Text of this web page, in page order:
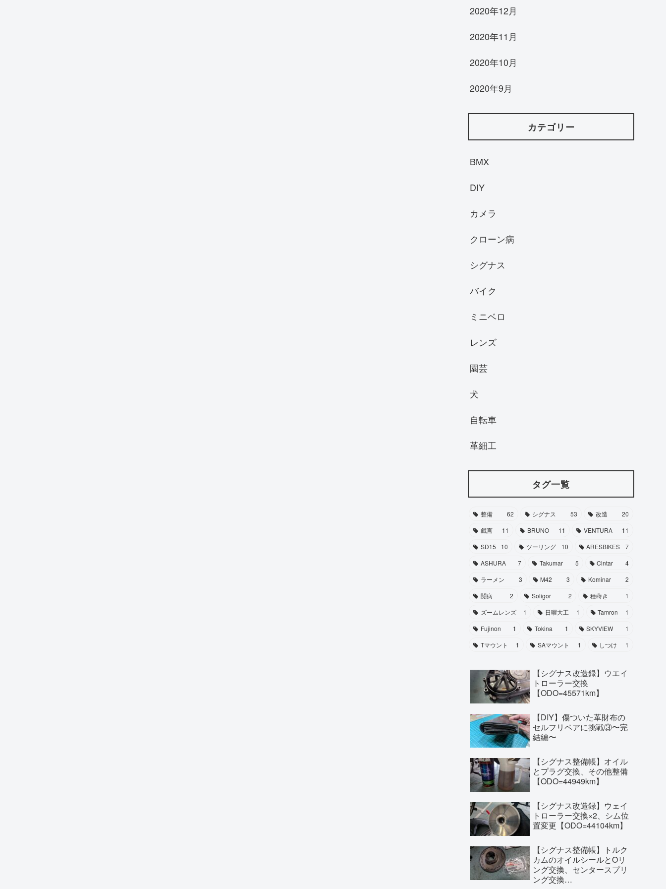
2020年12月
2020年11月
2020年10月
2020年9月
カテゴリー
BMX
DIY
カメラ
クローン病
シグナス
バイク
ミニベロ
レンズ
園芸
犬
自転車
革細工
タグ一覧
整備 62 シグナス 53 改造
20
戯言
11 BRUNO 11 VENTURA
11
SD15
10 ツーリング 10 ARESBIKES
7
ASHURA
7 Takumar 5 Cintar
4
ラーメン
3 M42 3 Kominar
2
闘病
2 Soligor 2 種蒔き
1
ズームレンズ
1 日曜大工 1 Tamron
1
Fujinon
1 Tokina 1 SKYVIEW
1
Tマウント
1 SAマウント 1 しつけ 1
【シグナス改造録】ウエイ
トローラー交換
【ODO=45571km】
【DIY】傷ついた革財布の
セルフリペアに挑戦③〜完
結編〜
【シグナス整備帳】オイル
とプラグ交換、その他整備
【ODO=44949km】
【シグナス改造録】ウェイ
トローラー交換×2、シム位
置変更【ODO=44104km】
【シグナス整備帳】トルク
カムのオイルシールとOリ
ング交換、センタースプリ
ング交換